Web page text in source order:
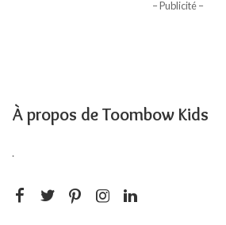
– Publicité –
À propos de Toombow Kids
.